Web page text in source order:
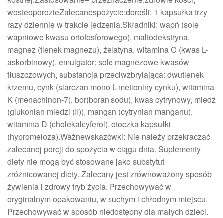
wosteoporozieZalecanespożycie:dorośli: 1 kapsułka trzy
razy dziennie w trakcie jedzenia.Składniki: wapń (sole
wapniowe kwasu ortofosforowego), maltodekstryna,
magnez (tlenek magnezu), żelatyna, witamina C (kwas L-
askorbinowy), emulgator: sole magnezowe kwasów
tłuszczowych, substancja przeciwzbrylająca: dwutlenek
krzemu, cynk (siarczan mono-L-metioniny cynku), witamina
K (menachinon-7), bor(boran sodu), kwas cytrynowy, miedź
(glukonian miedzi (II)), mangan (cytrynian manganu),
witamina D (cholekalcyferol), otoczka kapsułki
(hypromeloza).Ważnewskazówki: Nie należy przekraczać
zalecanej porcji do spożycia w ciągu dnia. Suplementy
diety nie mogą być stosowane jako substytut
zróżnicowanej diety. Zalecany jest zrównoważony sposób
żywienia i zdrowy tryb życia. Przechowywać w
oryginalnym opakowaniu, w suchym i chłodnym miejscu.
Przechowywać w sposób niedostępny dla małych dzieci.